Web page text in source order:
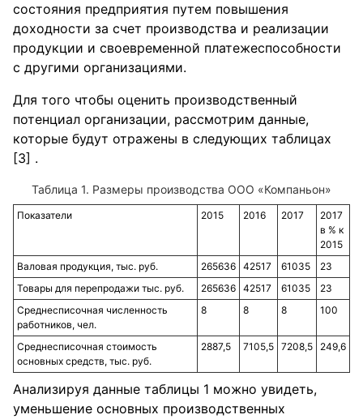
состояния предприятия путем повышения
доходности за счет производства и реализации
продукции и своевременной платежеспособности
с другими организациями.
Для того чтобы оценить производственный
потенциал организации, рассмотрим данные,
которые будут отражены в следующих таблицах
[3] .
Таблица 1. Размеры производства ООО «Компаньон»
Показатели 2015 2016 2017
2017
в % к
2015
Валовая продукция, тыс. руб.
265636 42517 61035
23
Товары для перепродажи тыс. руб.
265636 42517 61035
23
Среднесписочная численность
работников, чел.
8 8 8 100
Среднесписочная стоимость
основных средств, тыс. руб.
2887,5 7105,5 7208,5 249,6
Анализируя данные таблицы 1 можно увидеть,
уменьшение основных производственных